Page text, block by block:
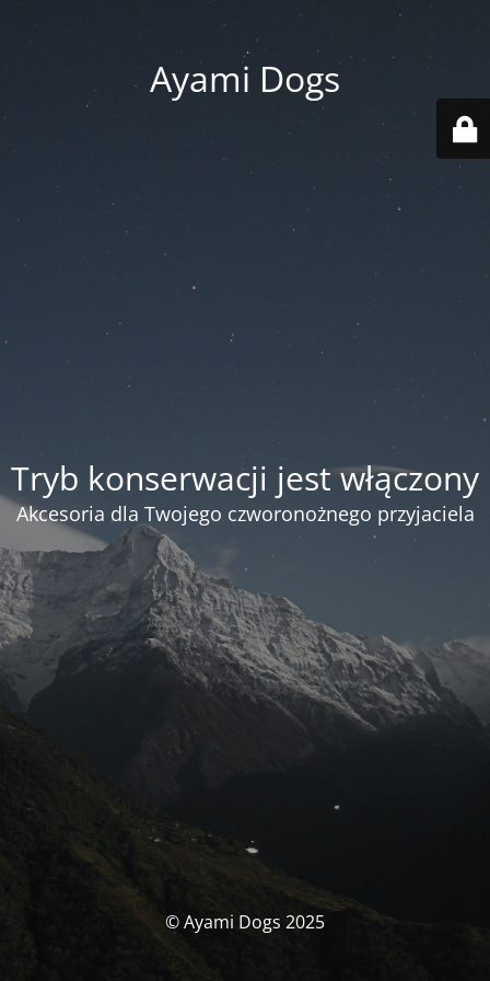
Ayami Dogs
Tryb konserwacji jest włączony
Akcesoria dla Twojego czworonożnego przyjaciela
© Ayami Dogs 2025